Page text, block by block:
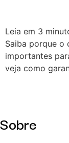
Leia em 3
Saiba porque o
importantes
veja como
Sobre